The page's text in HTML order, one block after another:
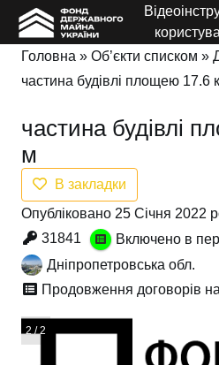
Головна » Об’єкти списком »
частина будівлі площею 17.6
частина будівлі
м
В закладки
Опубліковано 25 Січня 2022
31841
Включено в
Дніпропетровська обл.
Продовження договорів на
1 / 2